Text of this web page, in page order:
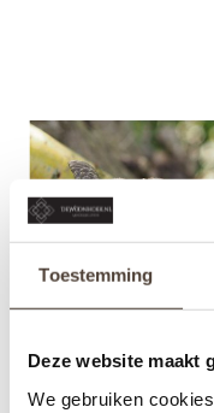
Toestemming
Deze website maakt
We gebruiken
BRONZEN BEELD
VOGELTJESPAAR